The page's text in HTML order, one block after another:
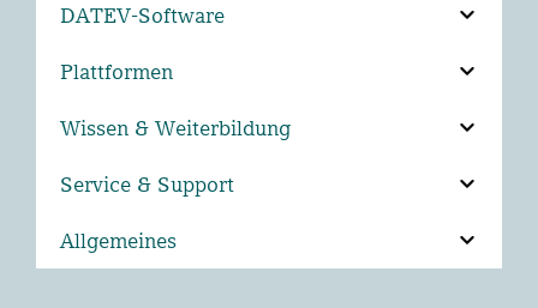
DATEV-Software
Plattformen
Wissen & Weiterbildung
Service & Support
Allgemeines